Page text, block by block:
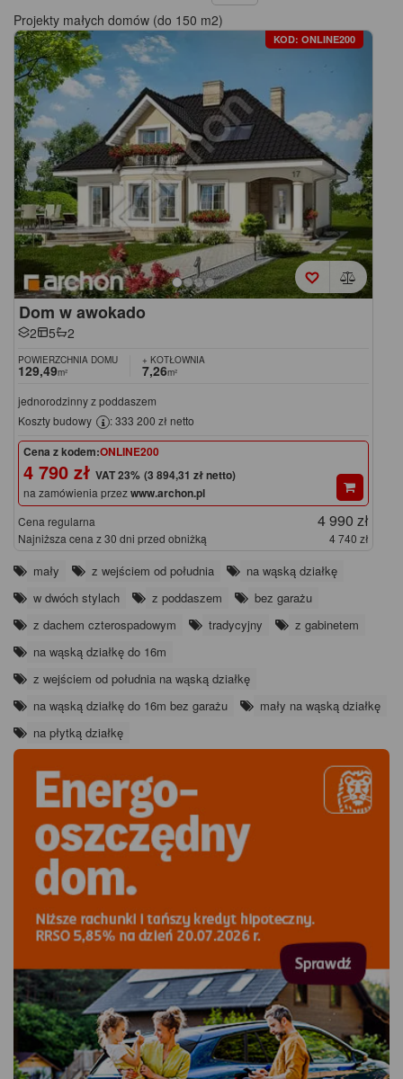
Projekty małych domów (do 150 m2)
KOD: ONLINE200
Dom w awokado
2 5 2
POWIERZCHNIA DOMU
129,49m²
+ KOTŁOWNIA
7,26m²
jednorodzinny z poddaszem
Koszty budowy
: 333 200 zł netto
Cena z kodem:ONLINE200
4 790 zł (3 894,31 zł netto)
na zamówienia przezwww.archon.pl
Cena regularna 4 990 zł
Najniższa cena z 30 dni przed obniżką 4 740 zł
mały z wejściem od południa
na wąską działkę
w dwóch stylach
z poddaszem
bez garażu
z dachem czterospadowym
tradycyjny
z gabinetem
na wąską działkę do 16m
z wejściem od południa na wąską działkę
na wąską działkę do 16m bez garażu
mały na wąską działkę
na płytką działkę